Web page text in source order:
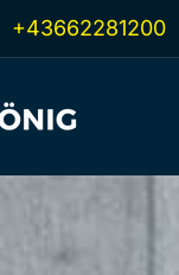
+43662281200